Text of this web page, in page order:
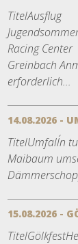
TitelAusflug
Racing Center
Greinbach
erforderlich...
14.08.2026 -
TitelUmfall´n
Maibaum
15.08.2026 -